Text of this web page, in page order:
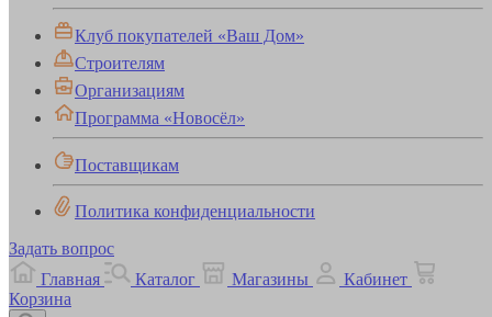
Клуб покупателей «Ваш Дом»
Строителям
Организациям
Программа «Новосёл»
Поставщикам
Политика конфиденциальности
Задать вопрос
Главная
Каталог Магазины
Кабинет
Корзина